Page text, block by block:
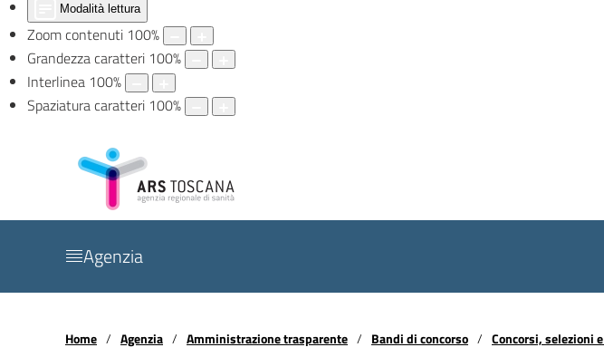
Modalità lettura
Zoom contenuti 100%
Grandezza caratteri 100%
Interlinea 100%
Spaziatura caratteri 100%
Agenzia
Home Agenzia Amministrazione trasparente Bandi di concorso Concorsi, selezioni